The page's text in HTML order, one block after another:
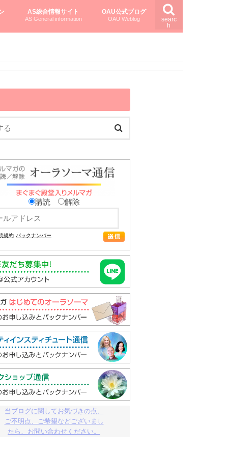
searc
h
AS総合情報サイト
AS General information
OAU公式ブログ
OAU Weblog
購読 解除
規約 バックナンバー
当ブログに関してお気づきの点、
ご不明点、ご希望などございまし
たら、お問い合わせください。